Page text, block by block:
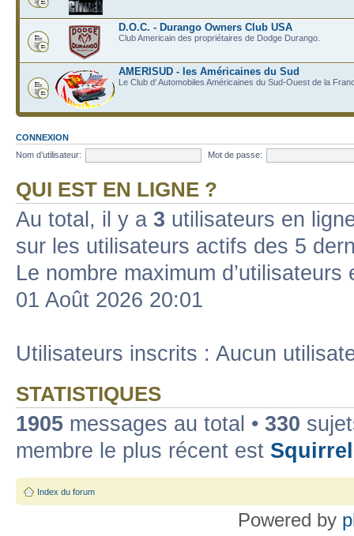
D.O.C. - Durango Owners Club USA
Club Americain des propriétaires de Dodge Durango.
AMERISUD - les Américaines du Sud
Le Club d' Automobiles Américaines du Sud-Ouest de la
CONNEXION
Nom d’utilisateur:
Mot de passe:
QUI EST EN LIGNE ?
Au total, il y a 3 utilisateurs en
sur les utilisateurs actifs des 5
Le nombre maximum
01 Août 2026 20:01
Utilisateurs inscrits : Aucun
STATISTIQUES
1905 messages au total • 330
membre le plus récent est Squirrel
Index du forum
Powered by